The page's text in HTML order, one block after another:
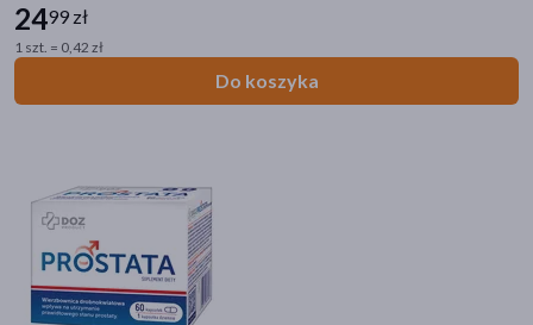
2499 zł
1 szt. = 0,42 zł
Do koszyka